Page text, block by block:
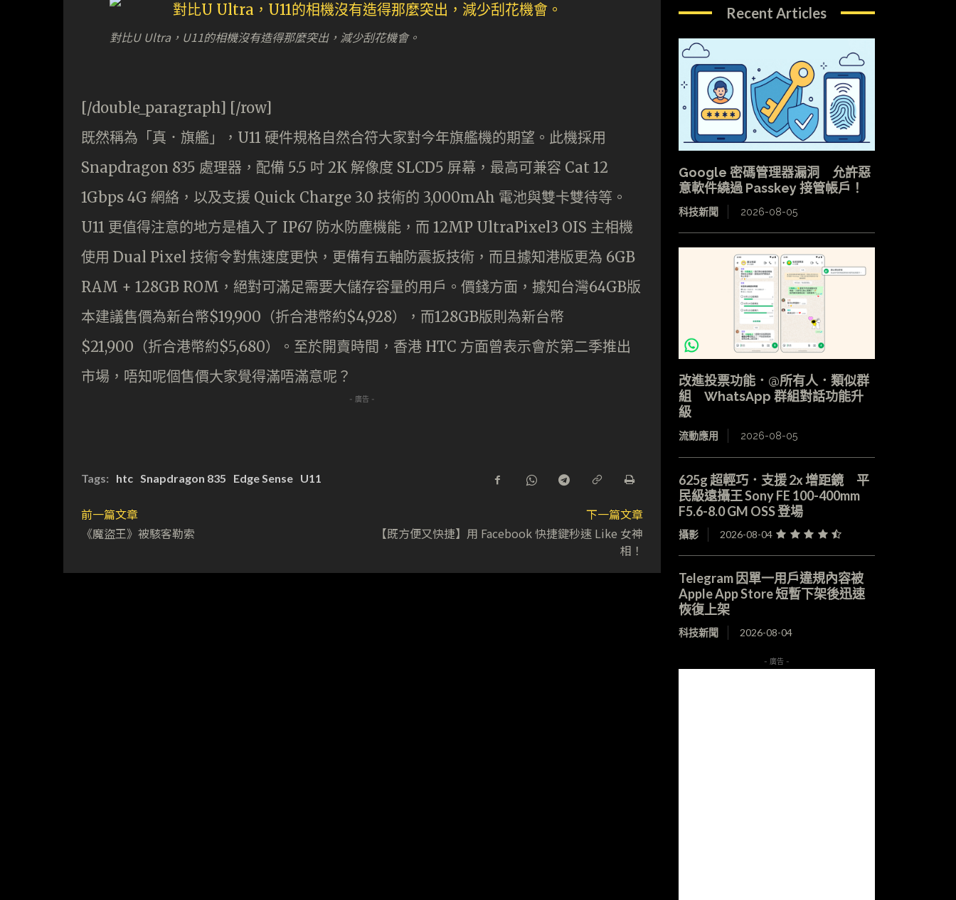
對比U Ultra，U11的相機沒有造得那麼突出，減少刮花機會。
[/double_paragraph] [/row]
既然稱為「真．旗艦」，U11 硬件規格自然合符大家對今年旗艦機的期望。此機採用
Snapdragon 835 處理器，配備 5.5 吋 2K 解像度 SLCD5 屏幕，最高可兼容 Cat 12
1Gbps 4G 網絡，以及支援 Quick Charge 3.0 技術的 3,000mAh 電池與雙卡雙待等。
U11 更值得注意的地方是植入了 IP67 防水防塵機能，而 12MP UltraPixel3 OIS 主相機
使用 Dual Pixel 技術令對焦速度更快，更備有五軸防震扳技術，而且據知港版更為 6GB
RAM + 128GB ROM，絕對可滿足需要大儲存容量的用戶。價錢方面，據知台灣64GB版
本建議售價為新台幣$19,900（折合港幣約$4,928），而128GB版則為新台幣
$21,900（折合港幣約$5,680）。至於開賣時間，香港 HTC 方面曾表示會於第二季推出
市場，唔知呢個售價大家覺得滿唔滿意呢？
- 廣告 -
Tags: htc Snapdragon 835 Edge Sense U11
前一篇文章
《魔盜王》被駭客勒索
下一篇文章
【既方便又快捷】用 Facebook 快捷鍵秒速 Like 女神
相！
Recent Articles
Google 密碼管理器漏洞 允許惡
意軟件繞過 Passkey 接管帳戶！
科技新聞 2026-08-05
改進投票功能．@所有人．類似群
組 WhatsApp 群組對話功能升
級
流動應用 2026-08-05
625g 超輕巧．支援 2x 增距鏡 平
民級遠攝王 Sony FE 100-400mm
F5.6-8.0 GM OSS 登場
攝影 2026-08-04
Telegram 因單一用戶違規內容被
Apple App Store 短暫下架後迅速
恢復上架
科技新聞 2026-08-04
- 廣告 -